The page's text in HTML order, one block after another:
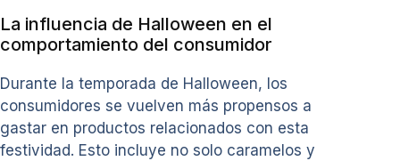
La influencia de Halloween en el
comportamiento del consumidor
Durante la temporada de Halloween, los
consumidores se vuelven más propensos a
gastar en productos relacionados con esta
festividad. Esto incluye no solo caramelos y